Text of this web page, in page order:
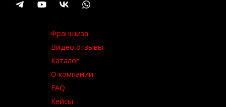
Франшиза
Видео отзывы
Каталог
О компании
FAQ
Кейсы